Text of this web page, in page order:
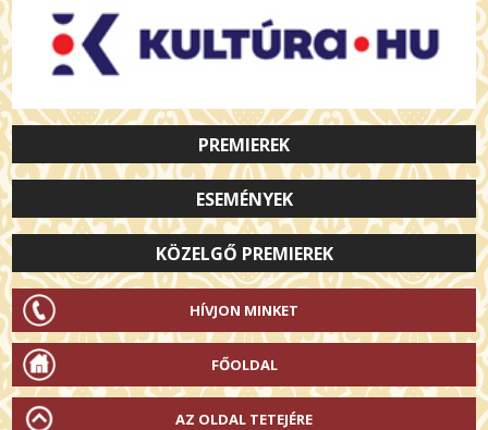
PREMIEREK
ESEMÉNYEK
KÖZELGŐ PREMIEREK
HÍVJON MINKET
FŐOLDAL
AZ OLDAL TETEJÉRE